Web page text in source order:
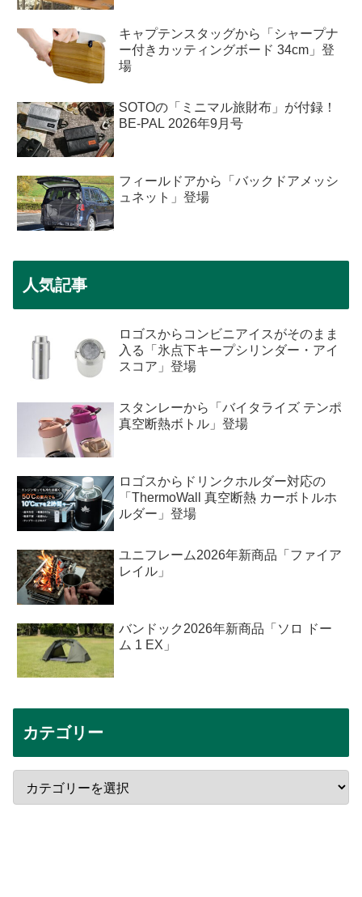
キャプテンスタッグから「シャープナ
ー付きカッティングボード 34cm」登
場
SOTOの「ミニマル旅財布」が付録！
BE-PAL 2026年9月号
フィールドアから「バックドアメッシ
ュネット」登場
人気記事
ロゴスからコンビニアイスがそのまま
入る「氷点下キープシリンダー・アイ
スコア」登場
スタンレーから「バイタライズ テンポ
真空断熱ボトル」登場
ロゴスからドリンクホルダー対応の
「ThermoWall 真空断熱 カーボトルホ
ルダー」登場
ユニフレーム2026年新商品「ファイア
レイル」
バンドック2026年新商品「ソロ ドー
ム 1 EX」
カテゴリー